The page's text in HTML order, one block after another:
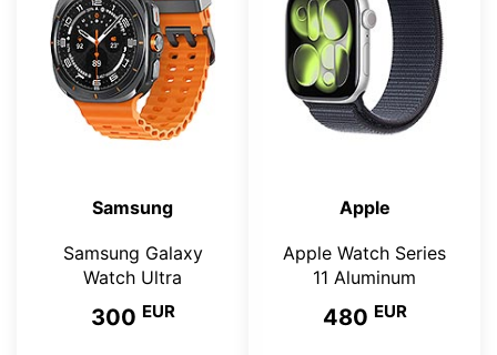
Samsung
Samsung Galaxy
Watch Ultra
300 EUR
Apple
Apple Watch Series
11 Aluminum
480 EUR